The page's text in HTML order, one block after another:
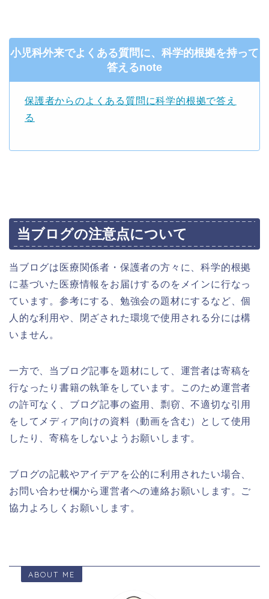
小児科外来でよくある質問に、科学的根拠を持って
答えるnote
保護者からのよくある質問に科学的根拠で答え
る
当ブログの注意点について
当ブログは医療関係者・保護者の方々に、科学的根拠
に基づいた医療情報をお届けするのをメインに行なっ
ています。参考にする、勉強会の題材にするなど、個
人的な利用や、閉ざされた環境で使用される分には構
いません。
一方で、当ブログ記事を題材にして、運営者は寄稿を
行なったり書籍の執筆をしています。このため運営者
の許可なく、ブログ記事の盗用、剽窃、不適切な引用
をしてメディア向けの資料（動画を含む）として使用
したり、寄稿をしないようお願いします。
ブログの記載やアイデアを公的に利用されたい場合、
お問い合わせ欄から運営者への連絡お願いします。ご
協力よろしくお願いします。
ABOUT ME